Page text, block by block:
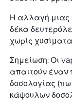
Η αλλαγή μιας
δέκα
χωρίς
Σημείωση: Οι
απαιτούν
δοσολογίας
κάψουλων